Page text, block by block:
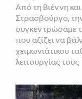
Από τη Βιέννη
Στρασβούργο,
συγκεντρώσαμε
που αξίζει να
χειμωνιάτικου
λειτουργίας τους